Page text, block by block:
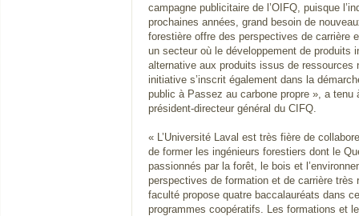
campagne publicitaire de l’OIFQ, puisque
prochaines années, grand besoin de
forestière offre des perspectives de carrière
un secteur où le développement de produits
alternative aux produits issus de ressources
initiative s’inscrit également dans la
public à Passez au carbone propre », a tenu
président-directeur général du CIFQ.
« L’Université Laval est très fière de
de former les ingénieurs forestiers dont le
passionnés par la forêt, le bois et
perspectives de formation et de carrière très
faculté propose quatre baccalauréats dans
programmes coopératifs. Les formations et